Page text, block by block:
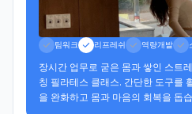
팀워크 리프레쉬 역량개발
장시간 업무로 굳은 몸과 쌓인 스트
칭 필라테스 클래스. 간단한 도구를
을 완화하고 몸과 마음의 회복을 돕